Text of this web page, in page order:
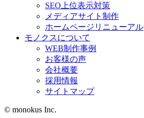
SEO上位表示対策
メディアサイト制作
ホームページリニューアル
モノクスについて
WEB制作事例
お客様の声
会社概要
採用情報
サイトマップ
© monokus Inc.